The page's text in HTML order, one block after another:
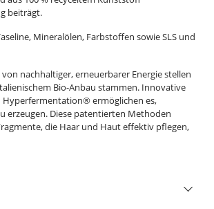
beiträgt.
Mineralölen, Farbstoffen sowie SLS und
nachhaltiger, erneuerbarer Energie stellen
Bio-Anbau stammen. Innovative
ermöglichen es,
erzeugen. Diese patentierten Methoden
die Haar und Haut effektiv pflegen,